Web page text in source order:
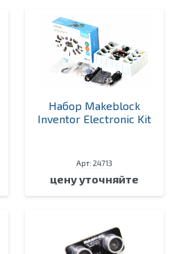
Набор Makeblock
Inventor Electronic Kit
Арт: 24713
цену уточняйте